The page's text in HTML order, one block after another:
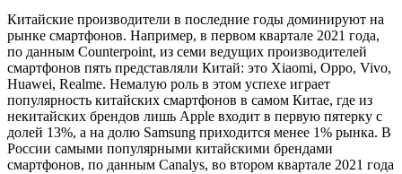
Китайские производители в последние годы доминируют на
рынке смартфонов. Например, в первом квартале 2021 года,
по данным Counterpoint, из семи ведущих производителей
смартфонов пять представляли Китай: это Xiaomi, Oppo, Vivo,
Huawei, Realme. Немалую роль в этом успехе играет
популярность китайских смартфонов в самом Китае, где из
некитайских брендов лишь Apple входит в первую пятерку с
долей 13%, а на долю Samsung приходится менее 1% рынка. В
России самыми популярными китайскими брендами
смартфонов, по данным Canalys, во втором квартале 2021 года